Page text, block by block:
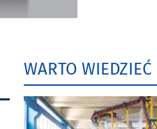
WARTO WIEDZIEĆ